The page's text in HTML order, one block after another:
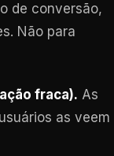
de conversão,
Não para
fraca). As
as veem